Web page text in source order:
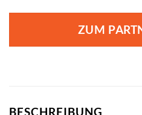
ZUM
BESCHREIBUNG